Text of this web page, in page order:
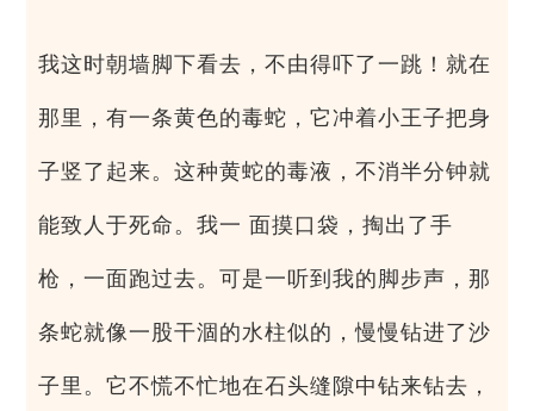
我这时朝墙脚下看去，不由得吓了一跳！就在
那里，有一条黄色的毒蛇，它冲着小王子把身
子竖了起来。这种黄蛇的毒液，不消半分钟就
能致人于死命。我一 面摸口袋，掏出了手
枪，一面跑过去。可是一听到我的脚步声，那
条蛇就像一股干涸的水柱似的，慢慢钻进了沙
子里。它不慌不忙地在石头缝隙中钻来钻去，